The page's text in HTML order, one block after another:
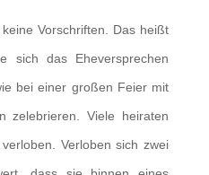
Vorschriften. Das heißt
sich das Eheversprechen
bei einer großen Feier mit
zelebrieren. Viele heiraten
Verloben sich zwei